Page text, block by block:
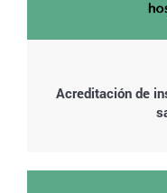
Acreditación de